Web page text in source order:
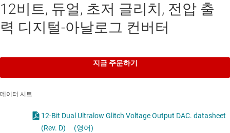
12비트, 듀얼, 초저 글리치, 전압 출
력 디지털-아날로그 컨버터
지금 주문하기
데이터 시트
12-Bit Dual Ultralow Glitch Voltage Output DAC. datasheet
(Rev. D)
(영어)